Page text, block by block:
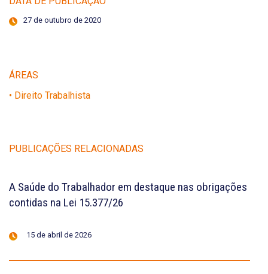
27 de outubro de 2020
ÁREAS
• Direito Trabalhista
PUBLICAÇÕES RELACIONADAS
A Saúde do Trabalhador em destaque nas obrigações
contidas na Lei 15.377/26
15 de abril de 2026